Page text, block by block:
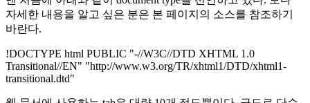
자세한 내용을 알고 싶은 분은 본 페이지의 소스를 참조하기
바란다.
!DOCTYPE html PUBLIC "-//W3C//DTD XHTML 1.0
Transitional//EN" "http://www.w3.org/TR/xhtml1/DTD/xhtml1-
transitional.dtd"